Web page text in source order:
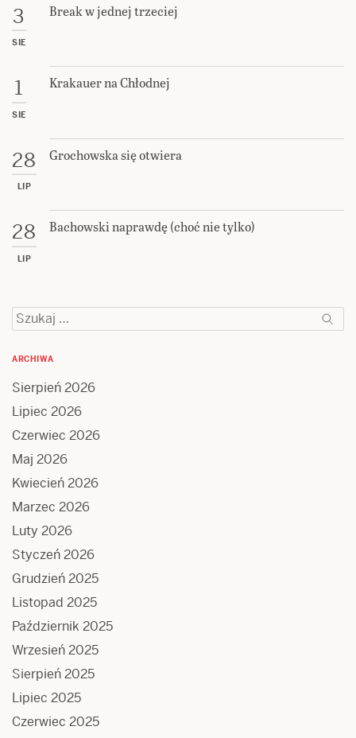
3
SIE
Break w jednej trzeciej
1
SIE
Krakauer na Chłodnej
28
LIP
Grochowska się otwiera
28
LIP
Bachowski naprawdę (choć nie tylko)
Szukaj:
ARCHIWA
Sierpień 2026
Lipiec 2026
Czerwiec 2026
Maj 2026
Kwiecień 2026
Marzec 2026
Luty 2026
Styczeń 2026
Grudzień 2025
Listopad 2025
Październik 2025
Wrzesień 2025
Sierpień 2025
Lipiec 2025
Czerwiec 2025